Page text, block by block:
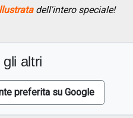
dell'intero speciale!
altri
preferita su Google